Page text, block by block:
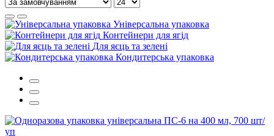
пластикові харчові відра з кришкою
лотки для ягід харків
пластикова упаковка для кондитерських виробів
купити
пластикова коробка для торта купити
упаковка для їжі одноразова
Універсальна упаковка
Контейнери для ягід
Для яєць та зелені
Кондитерська упаковка